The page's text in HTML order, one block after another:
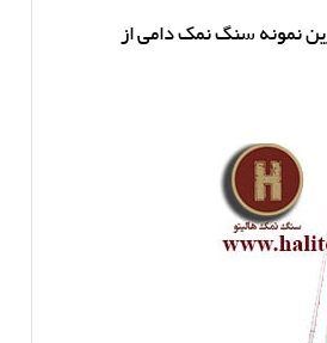
نمونه سنگ نمک دامی از